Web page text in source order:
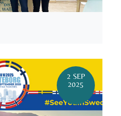
2 SEP
2025